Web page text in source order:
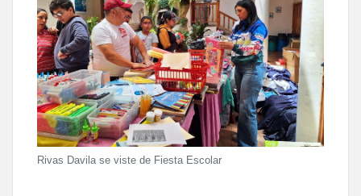
Rivas Davila se viste de Fiesta Escolar